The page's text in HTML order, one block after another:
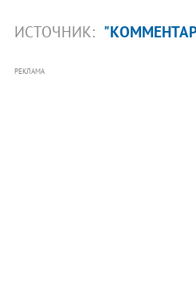
ИСТОЧНИК:
РЕКЛАМА